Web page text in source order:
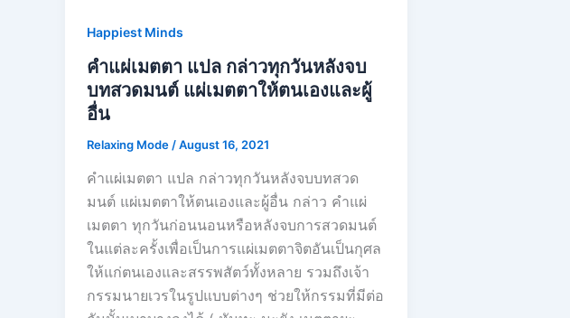
Happiest Minds
คำแผ่เมตตา แปล กล่าวทุกวันหลังจบ
บทสวดมนต์ แผ่เมตตาให้ตนเองและผู้
อื่น
Relaxing Mode /August 16, 2021
คำแผ่เมตตา แปล กล่าวทุกวันหลังจบบทสวด
มนต์ แผ่เมตตาให้ตนเองและผู้อื่น กล่าว คำแผ่
เมตตา ทุกวันก่อนนอนหรือหลังจบการสวดมนต์
ในแต่ละครั้งเพื่อเป็นการแผ่เมตตาจิตอันเป็นกุศล
ให้แก่ตนเองและสรรพสัตว์ทั้งหลาย รวมถึงเจ้า
กรรมนายเวรในรูปแบบต่างๆ ช่วยให้กรรมที่มีต่อ